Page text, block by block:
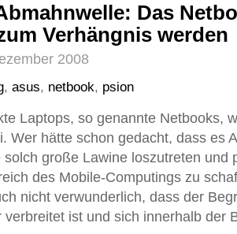
Das
Verhängnis werden
2008
, asus, netbook, psion
Laptops, so genannte Netbooks,
Wer hätte schon gedacht, dass es
solch große Lawine loszutreten und
des Mobile-Computings zu
nicht verwunderlich, dass der
verbreitet ist und sich innerhalb der